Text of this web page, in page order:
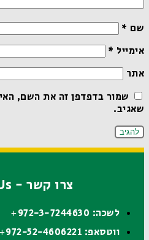
שם*
אימייל*
אתר
שמור בדפדפן זה את השם,
שאגיב.
צרו קשר - Contact Us
לשכה: 972-3-7244630+
ווטסאפ: 972-52-4606221+